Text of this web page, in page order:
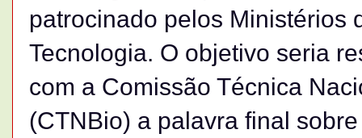
patrocinado pelos Ministérios
Tecnologia. O objetivo seria
com a Comissão Técnica
(CTNBio) a palavra final